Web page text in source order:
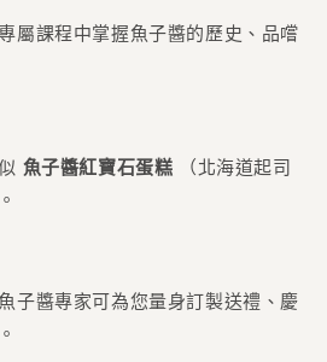
屬課程中掌握魚子醬的歷史、品嚐
魚子醬紅寶石蛋糕
（北海道起司
子醬專家可為您量身訂製送禮、慶